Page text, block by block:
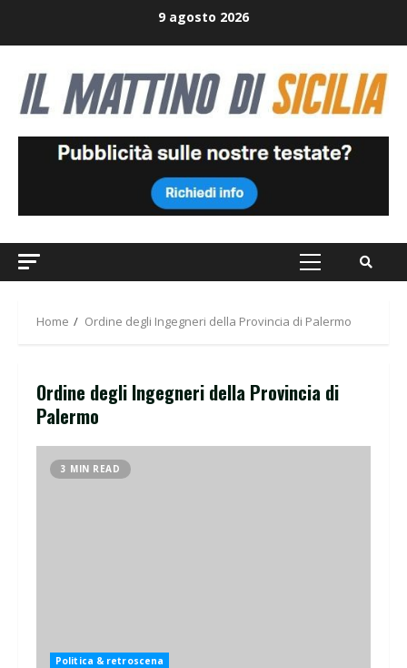
9 agosto 2026
Primary
Home Ordine degli Ingegneri della Provincia di Palermo
Ordine degli Ingegneri della Provincia di
Palermo
3 MIN READ
Politica & retroscena